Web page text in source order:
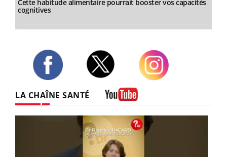
Cette habitude alimentaire pourrait booster vos capacités
cognitives
LA CHAÎNE SANTÉ